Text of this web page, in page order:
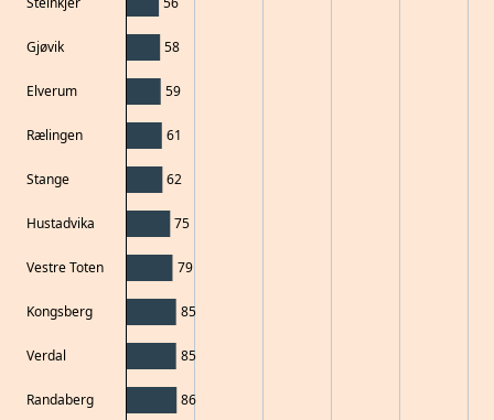
Gjøvik
Elverum
Rælingen
Stange
Hustadvika
Vestre Toten
Kongsberg
Verdal
Randaberg
58
59
61
62
75
79
85
85
86